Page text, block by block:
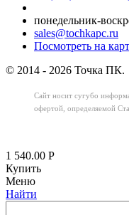
понедельник-
sales@tochkapc.ru
Посмотреть на
© 2014 - 2026 Точка ПК.
Сайт носит сугубо
офертой, определяемой
1 540.00 Р
Купить
Меню
Найти